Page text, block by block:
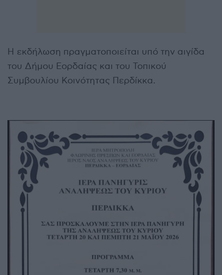
Η εκδήλωση πραγματοποιείται υπό την αιγίδα
του Δήμου Εορδαίας και του Τοπικού
Συμβουλίου Κοινότητας Περδίκκα.